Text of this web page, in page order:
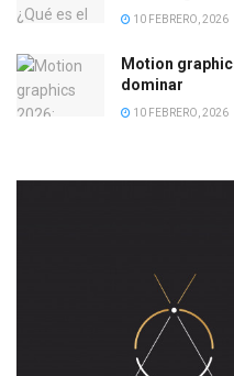
10 FEBRERO, 2026
Motion
dominar
10 FEBRERO, 2026